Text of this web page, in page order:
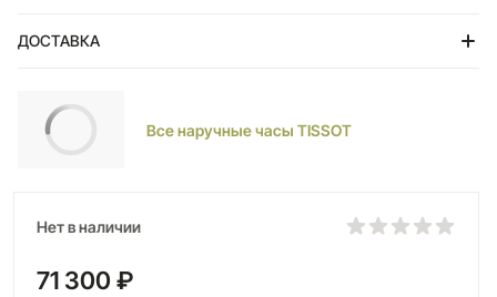
ДОСТАВКА
Все наручные часы TISSOT
Нет в наличии
71 300 ₽